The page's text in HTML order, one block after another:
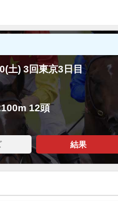
土) 3回東京3日目
12頭
結果